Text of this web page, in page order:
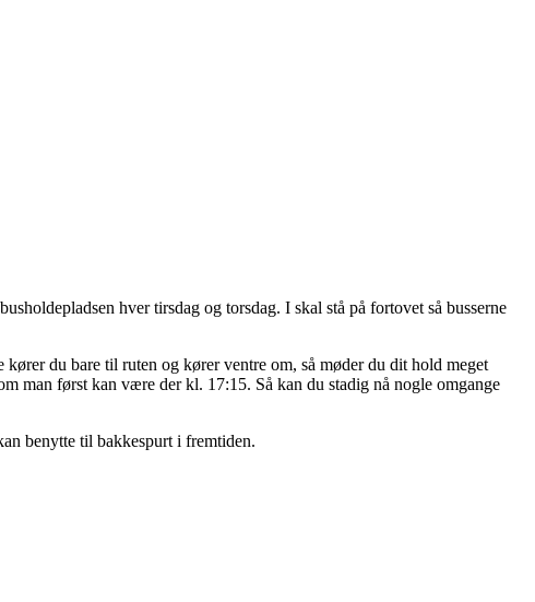
hver tirsdag og torsdag. I skal stå på fortovet så busserne
du bare til ruten og kører ventre om, så møder du dit hold meget
man først kan være der kl. 17:15. Så kan du stadig nå nogle omgange
benytte til bakkespurt i fremtiden.